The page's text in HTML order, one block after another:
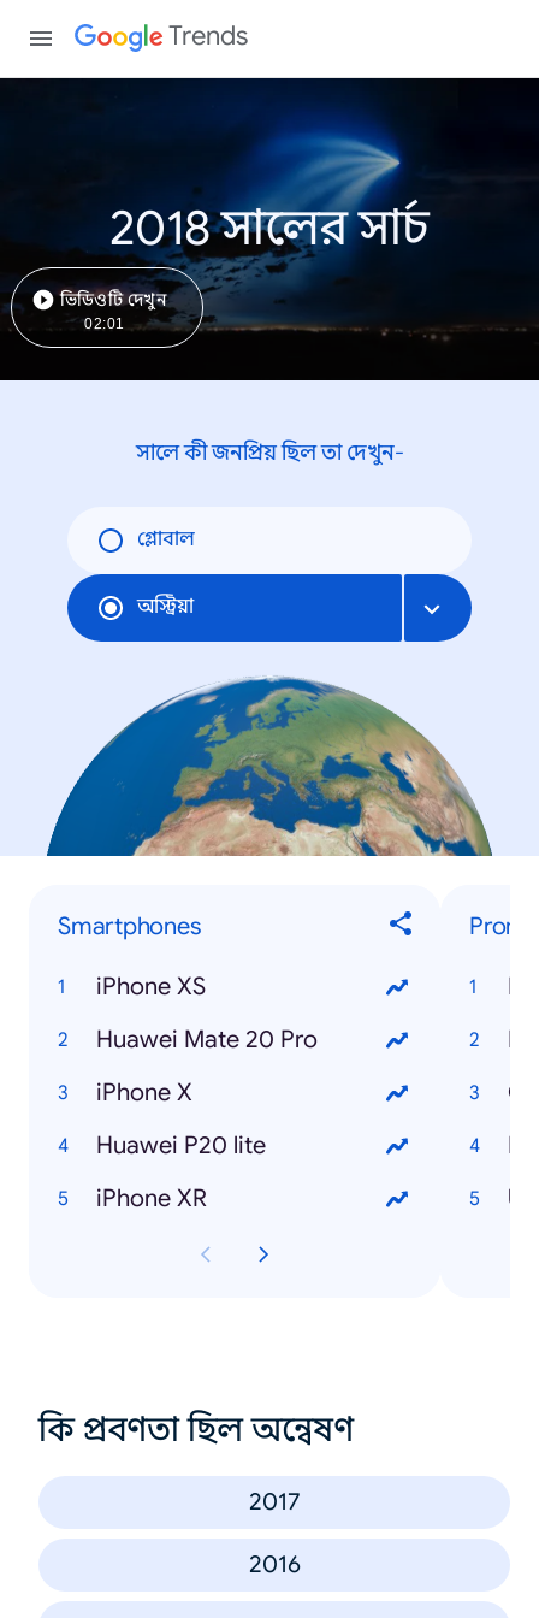
Trends
2018 সালের সার্চ
ভিডিওটি দেখুন
02:01
সালে কী জনপ্রিয় ছিল তা দেখুন-
গ্লোবাল
অস্ট্রিয়া
Smartphones
iPhone XS
Huawei Mate 20 Pro
iPhone X
Huawei P20 lite
iPhone XR
কি প্রবণতা ছিল অন্বেষণ
2017
2016